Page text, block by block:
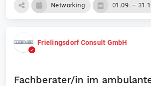
Networking 01.09. –
Frielingsdorf Consult GmbH
Fachberater/in im